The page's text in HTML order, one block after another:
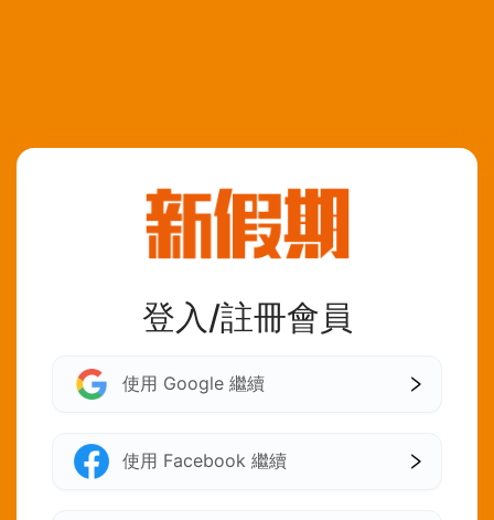
登入/註冊會員
使用 Google 繼續
使用 Facebook 繼續